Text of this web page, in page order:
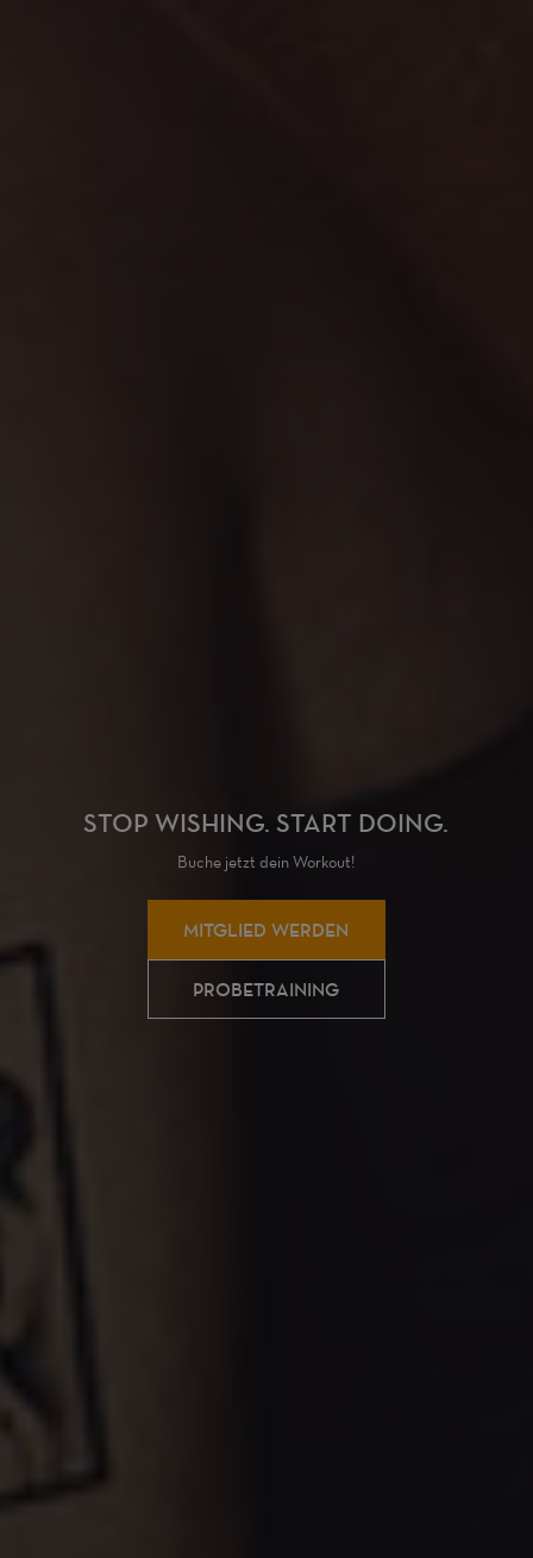
STOP WISHING. START DOING.
Buche jetzt dein Workout!
MITGLIED WERDEN
PROBETRAINING